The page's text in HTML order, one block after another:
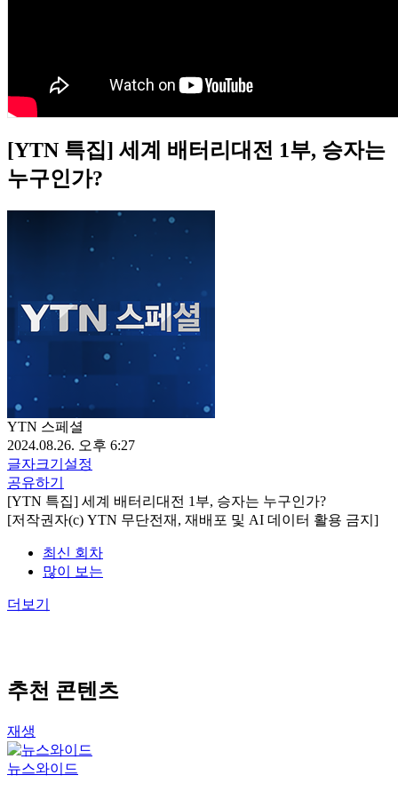
[YTN 특집] 세계 배터리대전 1부, 승자는
누구인가?
YTN 스페셜
2024.08.26. 오후 6:27
글자크기설정
공유하기
[YTN 특집] 세계 배터리대전 1부, 승자는 누구인가?
[저작권자(c) YTN 무단전재, 재배포 및 AI 데이터 활용 금지]
최신 회차
많이 보는
더보기
추천 콘텐츠
재생
뉴스와이드